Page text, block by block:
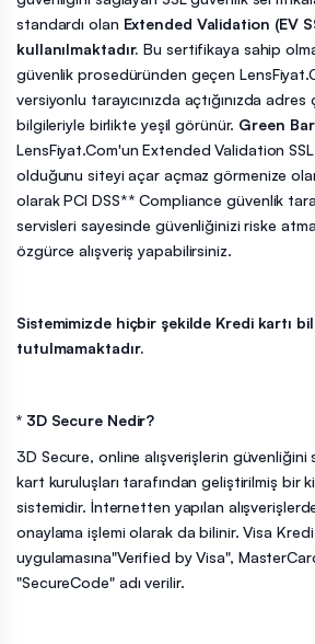
standardı olan Extended Validation (EV
kullanılmaktadır. Bu sertifikaya sahip
güvenlik prosedüründen geçen
versiyonlu tarayıcınızda açtığınızda
bilgileriyle birlikte yeşil görünür. Green Bar
LensFiyat.Com'un Extended Validation
olduğunu siteyi açar açmaz görmenize
olarak PCI DSS** Compliance güvenlik
servisleri sayesinde güvenliğinizi riske
özgürce alışveriş yapabilirsiniz.
Sistemimizde hiçbir şekilde Kredi kartı
tutulmamaktadır.
* 3D Secure Nedir?
3D Secure, online alışverişlerin güvenliğini
kart kuruluşları tarafından geliştirilmiş bir
sistemidir. İnternetten yapılan
onaylama işlemi olarak da bilinir. Visa Kredi
uygulamasına"Verified by Visa",
"SecureCode" adı verilir.